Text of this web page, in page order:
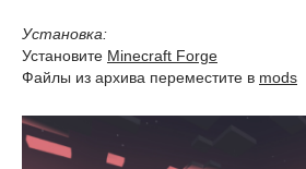
Установка:
Установите Minecraft Forge
Файлы из архива переместите в mods